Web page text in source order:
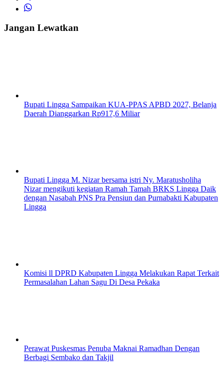
Jangan Lewatkan
Bupati Lingga Sampaikan KUA-PPAS APBD 2027, Belanja
Daerah Dianggarkan Rp917,6 Miliar
Bupati Lingga M. Nizar bersama istri Ny. Maratusholiha
Nizar mengikuti kegiatan Ramah Tamah BRKS Lingga Daik
dengan Nasabah PNS Pra Pensiun dan Purnabakti Kabupaten
Lingga
Komisi ll DPRD Kabupaten Lingga Melakukan Rapat Terkait
Permasalahan Lahan Sagu Di Desa Pekaka
Perawat Puskesmas Penuba Maknai Ramadhan Dengan
Berbagi Sembako dan Takjil